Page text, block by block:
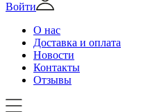
Войти
О нас
Доставка и оплата
Новости
Контакты
Отзывы